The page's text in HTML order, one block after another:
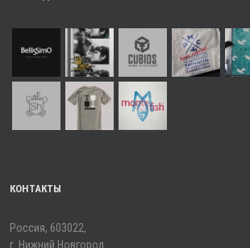
КОНТАКТЫ
Россия, 603022,
г. Нижний Новгород